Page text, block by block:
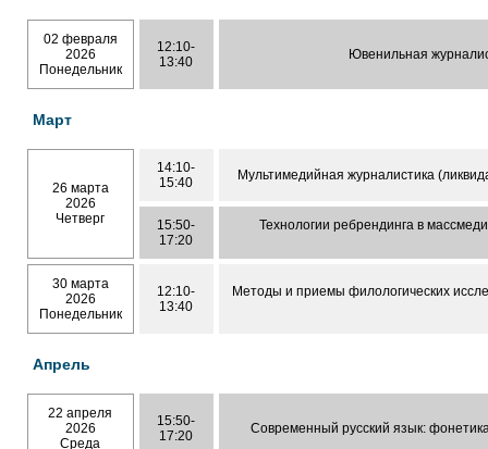
02 февраля
2026
Понедельник
12:10-
13:40
Ювенильная
Март
26 марта
2026
Четверг
14:10-
15:40
Мультимедийная журналистика
15:50-
17:20
Технологии ребрендинга в
30 марта
2026
Понедельник
12:10-
13:40
Методы и приемы филологических
Апрель
22 апреля
2026
Среда
15:50-
17:20
Современный русский язык: